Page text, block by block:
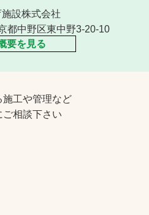
設株式会社
都中野区東中野3-20-10
要を見る
工や管理など
ご相談下さい